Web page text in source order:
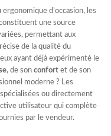
d’occasion, les
une source
permettant aux
de la qualité du
ayant déjà expérimenté le
, de son confort et de son
moderne ? Les
ou directement
utilisateur qui complète
par le vendeur.